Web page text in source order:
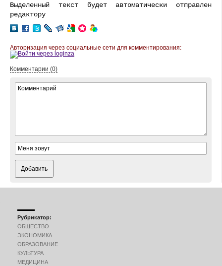
Выделенный текст будет автоматически отправлен
редактору
Авторизация через социальные сети для комментирования:
Комментарии (0)
Добавить
Рубрикатор:
ОБЩЕСТВО
ЭКОНОМИКА
ОБРАЗОВАНИЕ
КУЛЬТУРА
МЕДИЦИНА